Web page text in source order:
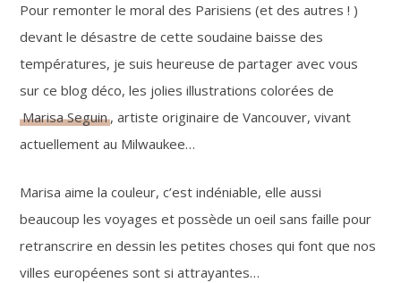
Pour remonter le moral des Parisiens (et des autres ! )
devant le désastre de cette soudaine baisse des
températures, je suis heureuse de partager avec vous
sur ce blog déco, les jolies illustrations colorées de
Marisa Seguin, artiste originaire de Vancouver, vivant
actuellement au Milwaukee…
Marisa aime la couleur, c’est indéniable, elle aussi
beaucoup les voyages et possède un oeil sans faille pour
retranscrire en dessin les petites choses qui font que nos
villes européenes sont si attrayantes…